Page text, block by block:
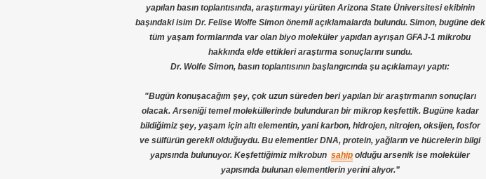
yapılan basın toplantısında, araştırmayı yürüten Arizona State Üniversitesi ekibinin
başındaki isim Dr. Felise Wolfe Simon önemli açıklamalarda bulundu. Simon, bugüne dek
tüm yaşam formlarında var olan biyo moleküler yapıdan ayrışan GFAJ-1 mikrobu
hakkında elde ettikleri araştırma sonuçlarını sundu.
Dr. Wolfe Simon, basın toplantısının başlangıcında şu açıklamayı yaptı:
"Bugün konuşacağım şey, çok uzun süreden beri yapılan bir araştırmanın sonuçları
olacak. Arseniği temel moleküllerinde bulunduran bir mikrop keşfettik. Bugüne kadar
bildiğimiz şey, yaşam için altı elementin, yani karbon, hidrojen, nitrojen, oksijen, fosfor
ve sülfürün gerekli olduğuydu. Bu elementler DNA, protein, yağların ve hücrelerin bilgi
yapısında bulunuyor. Keşfettiğimiz mikrobun sahip olduğu arsenik ise moleküler
yapısında bulunan elementlerin yerini alıyor.”